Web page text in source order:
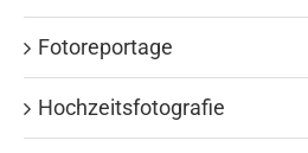
Fotoreportage
Hochzeitsfotografie